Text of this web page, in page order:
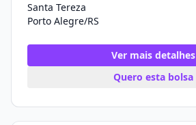
Santa Tereza
Porto Alegre/RS
Ver mais detalhes
Quero esta bolsa